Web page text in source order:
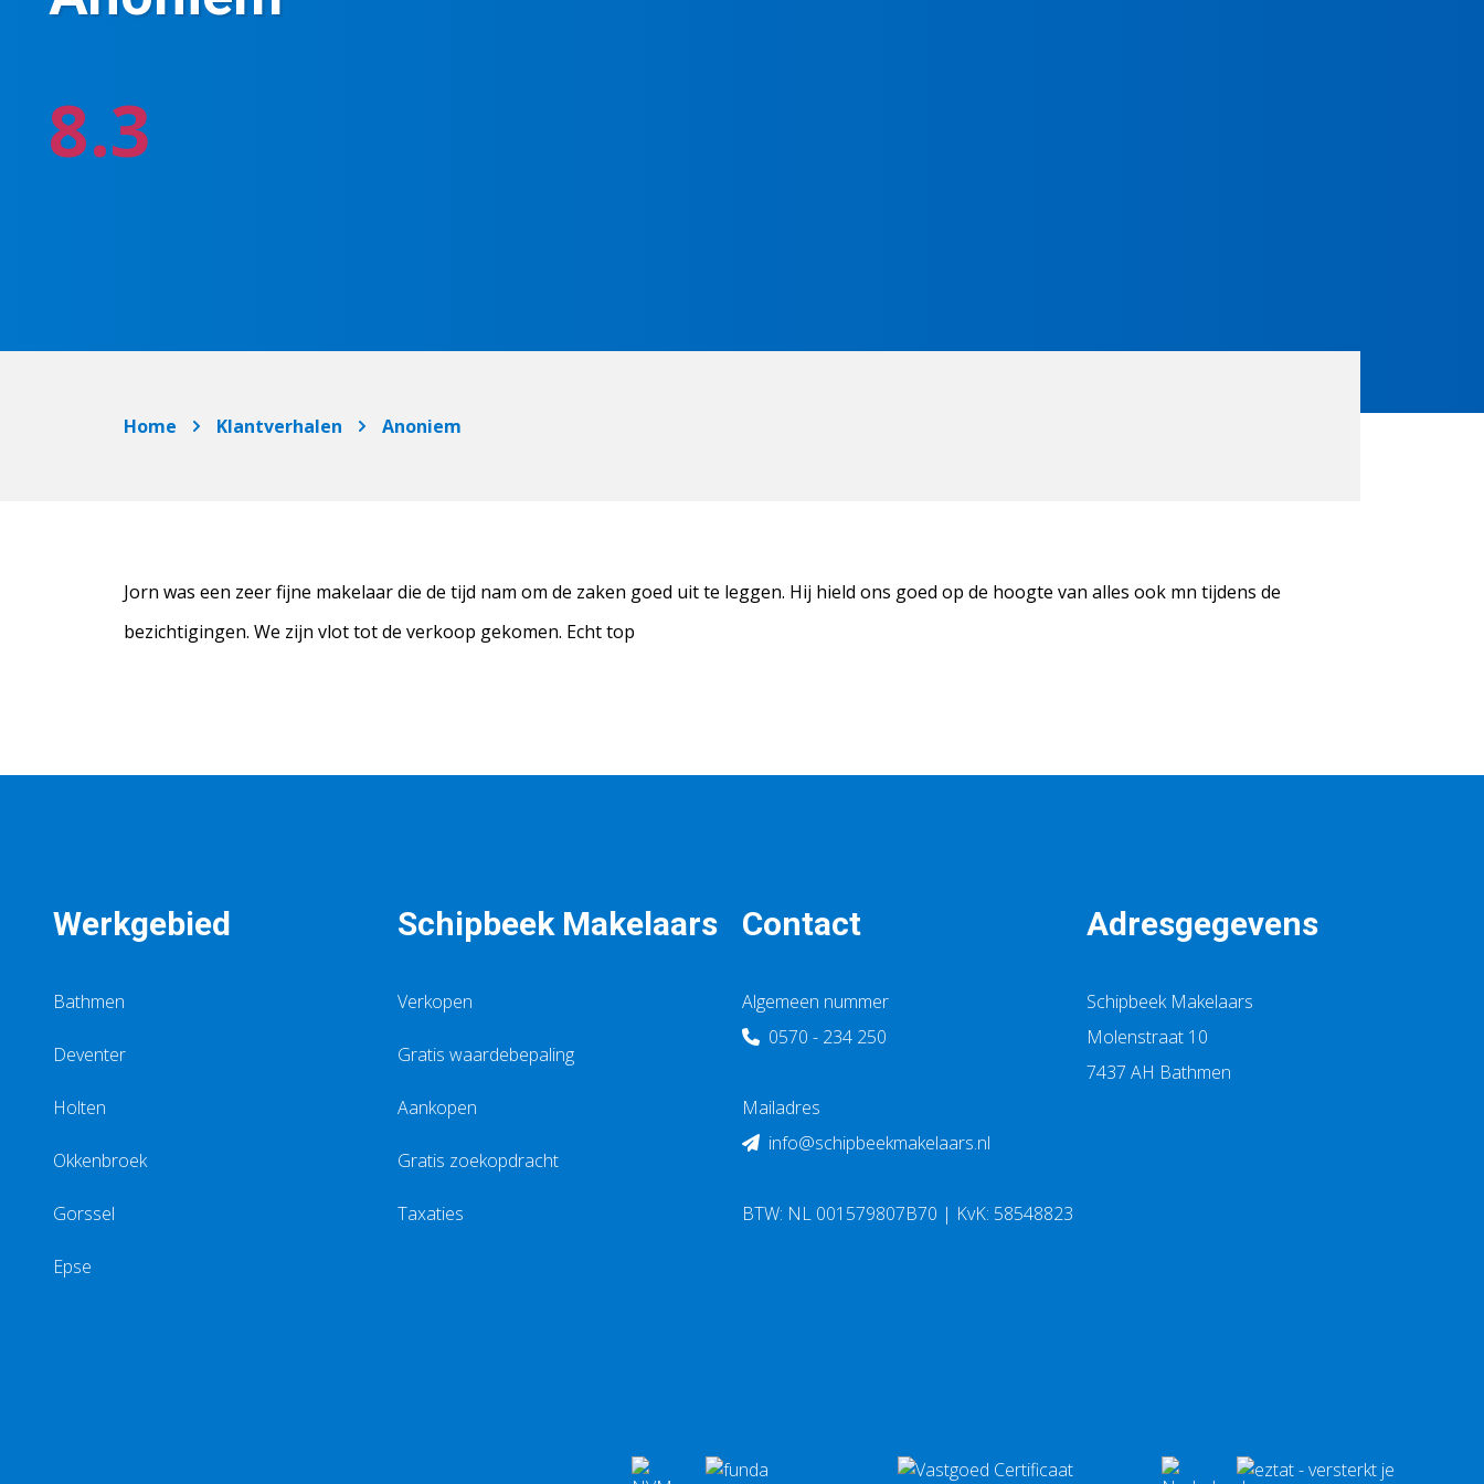
8.3
Home Klantverhalen Anoniem
Jorn was een zeer fijne makelaar die de tijd nam om de zaken goed uit te leggen. Hij hield ons goed op de hoogte van alles ook mn tijdens de
bezichtigingen. We zijn vlot tot de verkoop gekomen. Echt top
Werkgebied
Bathmen
Deventer
Holten
Okkenbroek
Gorssel
Epse
Schipbeek Makelaars
Verkopen
Gratis waardebepaling
Aankopen
Gratis zoekopdracht
Taxaties
Contact
Algemeen nummer
0570 - 234 250
Mailadres
info@schipbeekmakelaars.nl
BTW: NL 001579807B70 | KvK: 58548823
Adresgegevens
Schipbeek Makelaars
Molenstraat 10
7437 AH Bathmen